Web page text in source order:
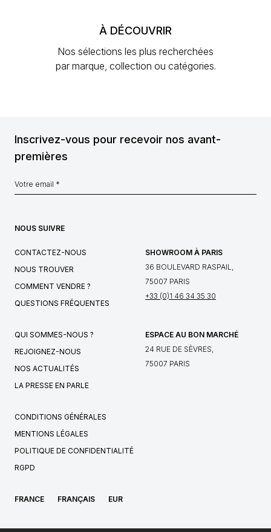
À DÉCOUVRIR
Nos sélections les plus recherchées
par marque, collection ou catégories.
Inscrivez-vous pour recevoir nos avant-
premières
NOUS SUIVRE
CONTACTEZ-NOUS
NOUS TROUVER
COMMENT VENDRE ?
QUESTIONS FRÉQUENTES
SHOWROOM À PARIS
36 BOULEVARD RASPAIL,
75007 PARIS
+33 (0)1 46 34 35 30
QUI SOMMES-NOUS ?
REJOIGNEZ-NOUS
NOS ACTUALITÉS
LA PRESSE EN PARLE
ESPACE AU BON MARCHÉ
24 RUE DE SÈVRES,
75007 PARIS
CONDITIONS GÉNÉRALES
MENTIONS LÉGALES
POLITIQUE DE CONFIDENTIALITÉ
RGPD
FRANCE FRANÇAIS EUR